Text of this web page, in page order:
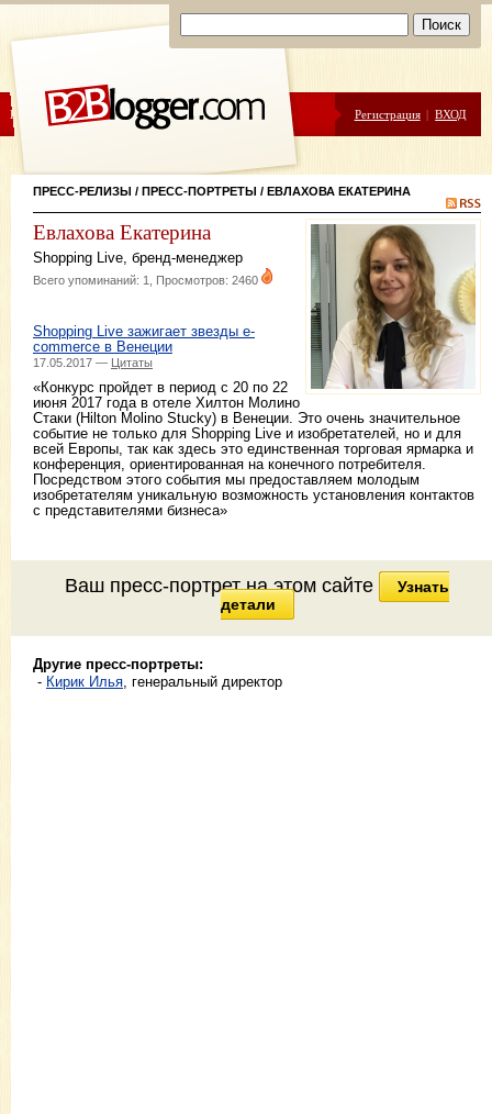
ЦЕНЫ ПОМОЩЬ Регистрация | ВХОД
ПРЕСС-РЕЛИЗЫ / ПРЕСС-ПОРТРЕТЫ / ЕВЛАХОВА ЕКАТЕРИНА
Евлахова Екатерина
Shopping Live бренд-менеджер
Всего упоминаний: 1, Просмотров: 2460
Shopping Live зажигает звезды e-
commerce в Венеции
17.05.2017 — Цитаты
«Конкурс пройдет в период с 20 по 22
июня 2017 года в отеле Хилтон Молино
Стаки (Hilton Molino Stucky) в Венеции. Это очень значительное
событие не только для Shopping Live и изобретателей, но и для
всей Европы, так как здесь это единственная торговая ярмарка и
конференция, ориентированная на конечного потребителя.
Посредством этого события мы предоставляем молодым
изобретателям уникальную возможность установления контактов
с представителями бизнеса»
Ваш пресс-портрет на этом сайте
Узнать
детали
Другие пресс-портреты:
- Кирик Илья, генеральный директор